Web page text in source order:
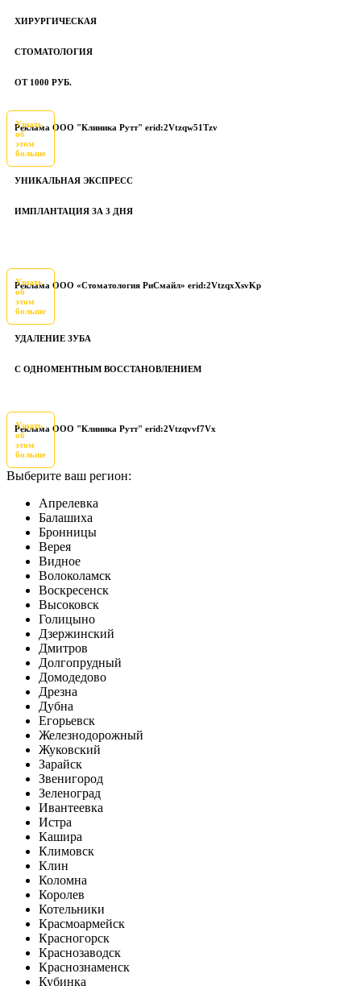
ХИРУРГИЧЕСКАЯ
СТОМАТОЛОГИЯ
ОТ 1000 РУБ.
Реклама ООО "Клиника Рутт" erid:2Vtzqw51Tzv
Узнать
об
этом
больше
УНИКАЛЬНАЯ ЭКСПРЕСС
ИМПЛАНТАЦИЯ ЗА 3 ДНЯ
Реклама ООО «Стоматология РиСмайл» erid:2VtzqxXsvKp
Узнать
об
этом
больше
УДАЛЕНИЕ ЗУБА
С ОДНОМЕНТНЫМ ВОССТАНОВЛЕНИЕМ
Реклама ООО "Клиника Рутт" erid:2Vtzqvvf7Vx
Узнать
об
этом
больше
Выберите ваш регион:
Апрелевка
Балашиха
Бронницы
Верея
Видное
Волоколамск
Воскресенск
Высоковск
Голицыно
Дзержинский
Дмитров
Долгопрудный
Домодедово
Дрезна
Дубна
Егорьевск
Железнодорожный
Жуковский
Зарайск
Звенигород
Зеленоград
Ивантеевка
Истра
Кашира
Климовск
Клин
Коломна
Королев
Котельники
Красмоармейск
Красногорск
Краснозаводск
Краснознаменск
Кубинка